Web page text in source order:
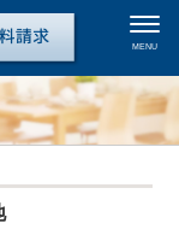
MENU